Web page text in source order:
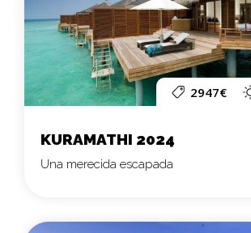
2947€
KURAMATHI 2024
Una merecida escapada